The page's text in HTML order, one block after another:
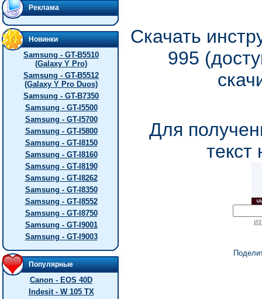
Реклама
Новинки
Samsung - GT-B5510
(Galaxy Y Pro)
Samsung - GT-B5512
(Galaxy Y Pro Duos)
Samsung - GT-B7350
Samsung - GT-I5500
Samsung - GT-I5700
Samsung - GT-I5800
Samsung - GT-I8150
Samsung - GT-I8160
Samsung - GT-I8190
Samsung - GT-I8262
Samsung - GT-I8350
Samsung - GT-I8552
Samsung - GT-I8750
Samsung - GT-I9001
Samsung - GT-I9003
Популярные
Canon - EOS 40D
Indesit - W 105 TX
Скачать
995
Для
текст